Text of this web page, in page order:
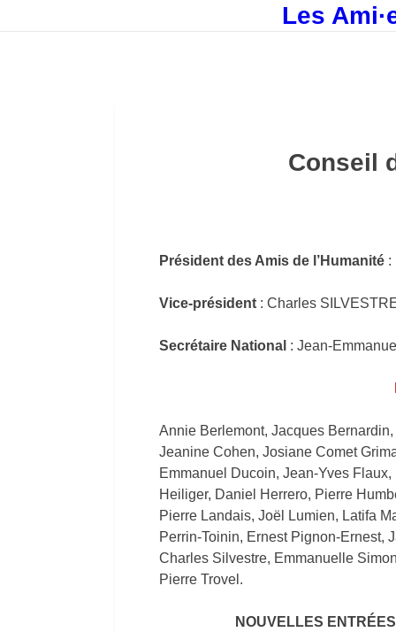
Les
Conseil
Président des Amis de l’Humanité :
Vice-président : Charles
Secrétaire National : Jean-
Annie Berlemont, Jacques
Jeanine Cohen, Josiane Comet
Emmanuel Ducoin, Jean-Yves
Heiliger, Daniel Herrero, Pierre
Pierre Landais, Joël Lumien, Latifa
Perrin-Toinin, Ernest Pignon-Ernest,
Charles Silvestre, Emmanuelle
Pierre Trovel.
NOUVELLES